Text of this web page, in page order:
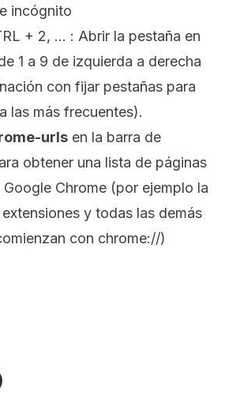
incógnito
+ 2, … : Abrir la pestaña en
1 a 9 de izquierda a derecha
con fijar pestañas para
las más frecuentes).
urls en la barra de
obtener una lista de páginas
Chrome (por ejemplo la
y todas las demás
con chrome://)